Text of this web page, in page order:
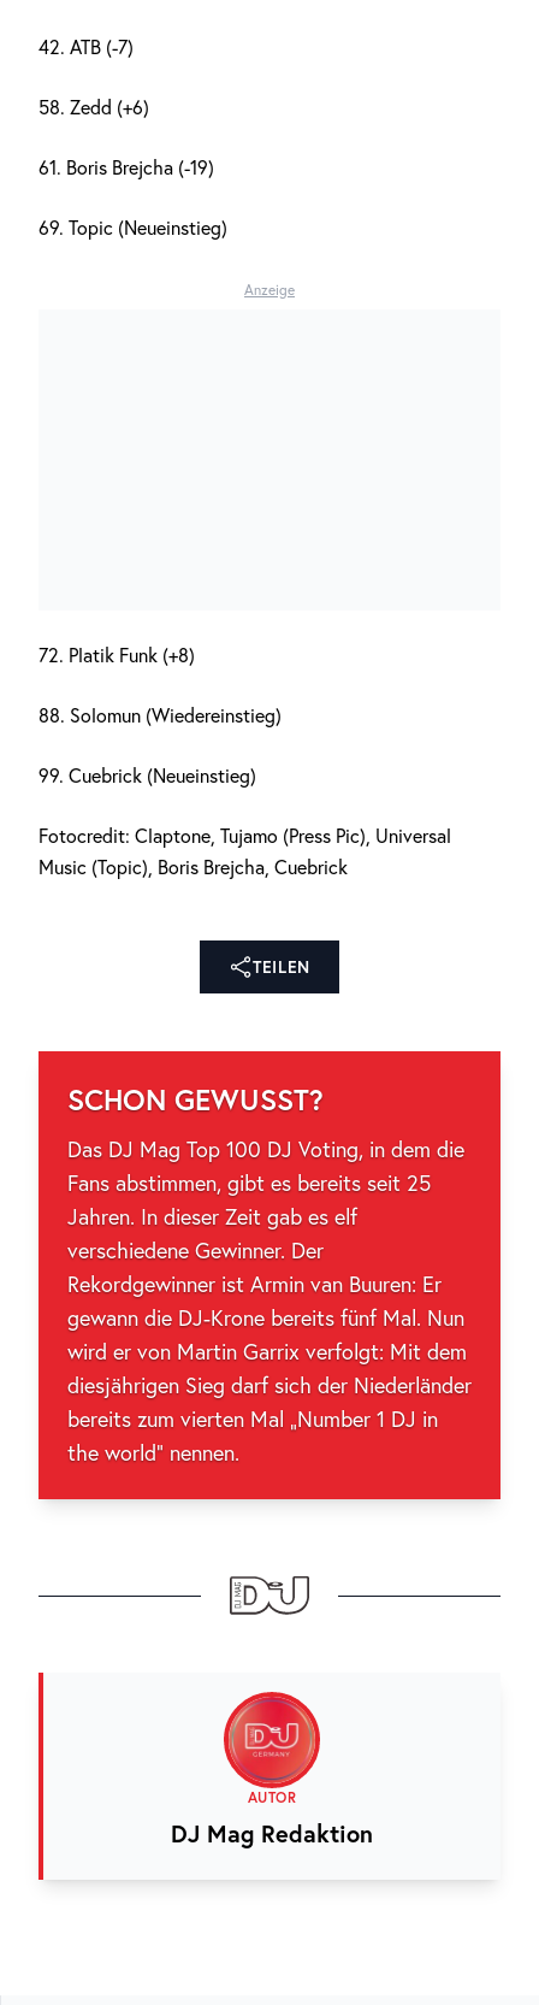
42. ATB (-7)
58. Zedd (+6)
61. Boris Brejcha (-19)
69. Topic (Neueinstieg)
Anzeige
72. Platik Funk (+8)
88. Solomun (Wiedereinstieg)
99. Cuebrick (Neueinstieg)
Fotocredit: Claptone, Tujamo (Press Pic), Universal
Music (Topic), Boris Brejcha, Cuebrick
TEILEN
SCHON GEWUSST?
Das DJ Mag Top 100 DJ Voting, in dem die
Fans abstimmen, gibt es bereits seit 25
Jahren. In dieser Zeit gab es elf
verschiedene Gewinner. Der
Rekordgewinner ist Armin van Buuren: Er
gewann die DJ-Krone bereits fünf Mal. Nun
wird er von Martin Garrix verfolgt: Mit dem
diesjährigen Sieg darf sich der Niederländer
bereits zum vierten Mal „Number 1 DJ in
the world“ nennen.
AUTOR
DJ Mag Redaktion